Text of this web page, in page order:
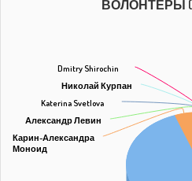
ВОЛОНТЕРЫ
Карин-Александра
Моноид
Карин-Александра
Моноид
Александр Левин
Александр Левин
Katerina Svetlova
Katerina Svetlova
Николай Курпан
Николай Курпан
Dmitry Shirochin
Dmitry Shirochin